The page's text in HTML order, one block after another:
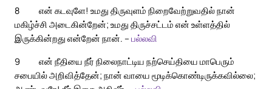
8
என் கடவுளே! உமது திருவுளம் நிறைவேற்றுவதில் நான்
மகிழ்ச்சி அடைகின்றேன்; உமது திருச்சட்டம் என் உள்ளத்தில்
இருக்கின்றது என்றேன் நான். – பல்லவி
9
என் நீதியை நீர் நிலைநாட்டிய நற்செய்தியை மாபெரும்
சபையில் அறிவித்தேன்; நான் வாயை மூடிக்கொண்டிருக்கவில்லை;